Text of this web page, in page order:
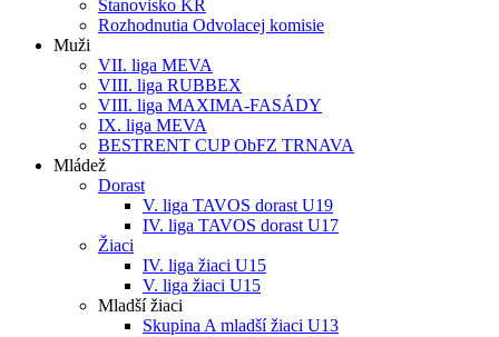
Stanovisko KR
Rozhodnutia Odvolacej komisie
Muži
VII. liga MEVA
VIII. liga RUBBEX
VIII. liga MAXIMA-FASÁDY
IX. liga MEVA
BESTRENT CUP ObFZ TRNAVA
Mládež
Dorast
V. liga TAVOS dorast U19
IV. liga TAVOS dorast U17
Žiaci
IV. liga žiaci U15
V. liga žiaci U15
Mladší žiaci
Skupina A mladší žiaci U13